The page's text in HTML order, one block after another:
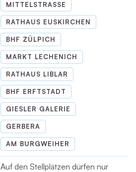
MITTELSTRASSE
RATHAUS EUSKIRCHEN
BHF ZÜLPICH
MARKT LECHENICH
RATHAUS LIBLAR
BHF ERFTSTADT
GIESLER GALERIE
GERBERA
AM BURGWEIHER
Auf den Stellplätzen dürfen nur